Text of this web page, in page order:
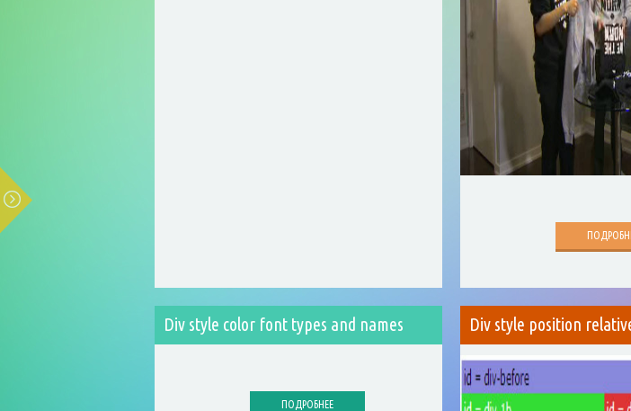
Div style color font types and names
ПОДРОБНЕЕ
Div style position